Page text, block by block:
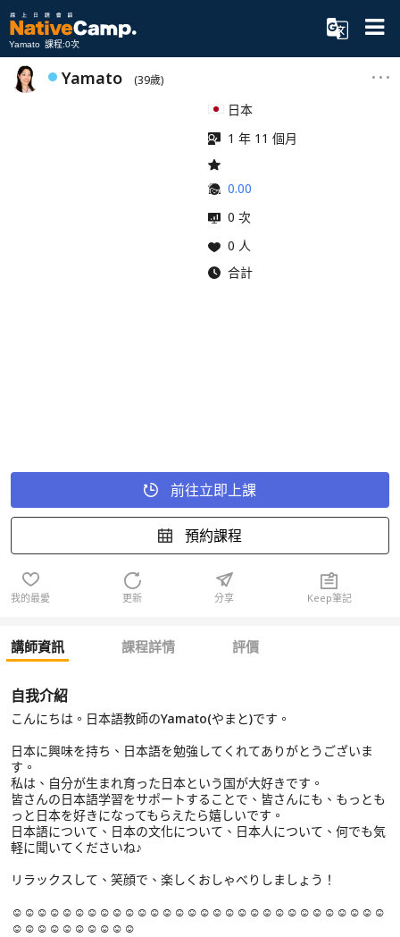
Yamato 課程:0次
Yamato (39歲)
日本
1 年 11 個月
0.00
0 次
0 人
合計
前往立即上課
預約課程
我的最愛 更新 分享 Keep筆記
講師資訊 課程詳情 評價
自我介紹
こんにちは。日本語教師のYamato(やまと)です。
日本に興味を持ち、日本語を勉強してくれてありがとうございま
す。
私は、自分が生まれ育った日本という国が大好きです。
皆さんの日本語学習をサポートすることで、皆さんにも、もっとも
っと日本を好きになってもらえたら嬉しいです。
日本語について、日本の文化について、日本人について、何でも気
軽に聞いてくださいね♪
リラックスして、笑顔で、楽しくおしゃべりしましょう！
☺☺☺☺☺☺☺☺☺☺☺☺☺☺☺☺☺☺☺☺☺☺☺☺☺☺☺☺☺☺
☺☺☺☺☺☺☺☺☺☺